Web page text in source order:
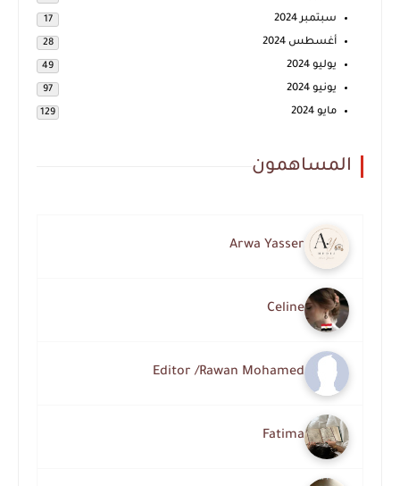
سبتمبر 2024 17
أغسطس 2024 28
يوليو 2024 49
يونيو 2024 97
مايو 2024 129
المساهمون
Arwa Yasser
Celine
Editor /Rawan Mohamed
Fatima